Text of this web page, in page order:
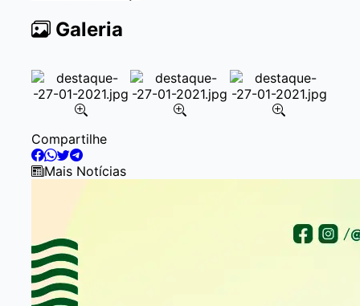
Galeria
Item
2
of
Compartilhe
Mais Notícias